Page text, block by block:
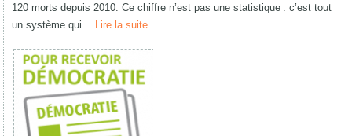
120 morts depuis 2010. Ce chiffre n’est pas une statistique : c’est tout
un système qui…
Lire la suite